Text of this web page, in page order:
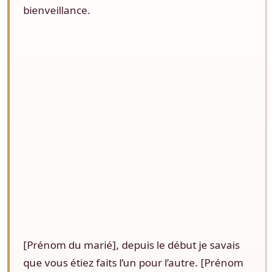
bienveillance.
[Prénom du marié], depuis le début je savais
que vous étiez faits l’un pour l’autre. [Prénom